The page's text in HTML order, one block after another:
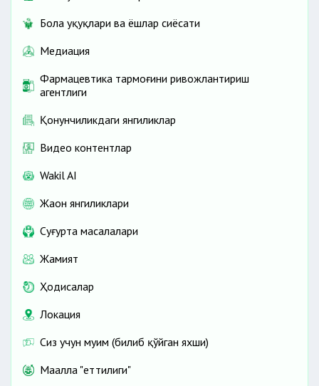
Бола ҳуқуқлари ва ёшлар сиёсати
Медиация
Фармацевтика тармоғини ривожлантириш
агентлиги
Қонунчиликдаги янгиликлар
Видео контентлар
Wakil AI
Жаҳон янгиликлари
Cуғурта масалалари
Жамият
Ҳодисалар
Локация
Сиз учун муҳим (билиб қўйган яхши)
Маҳалла "еттилиги"